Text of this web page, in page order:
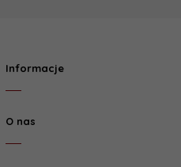
Informacje
O nas